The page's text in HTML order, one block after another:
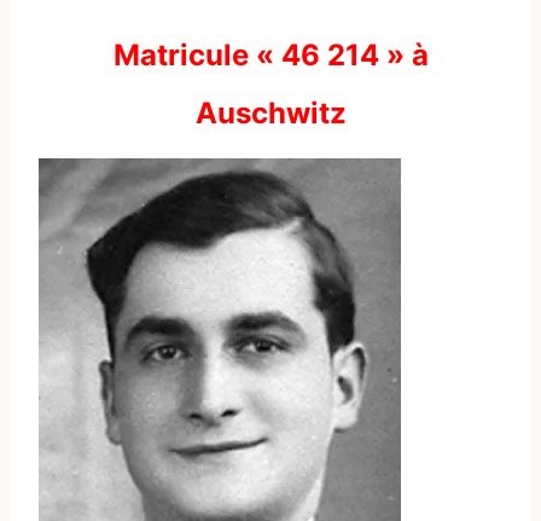
Matricule « 46 214 » à
Auschwitz